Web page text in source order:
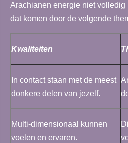
Arachianen energie niet volledig
dat komen door de volgende
Kwaliteiten
In contact staan met de meest
donkere delen van jezelf.
Multi-dimensionaal kunnen
voelen en ervaren.